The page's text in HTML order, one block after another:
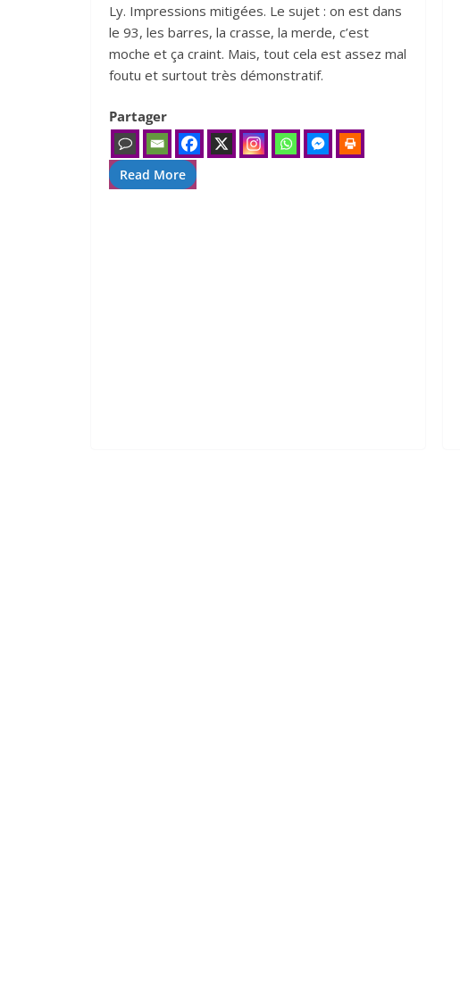
Ly. Impressions mitigées. Le sujet : on est dans
le 93, les barres, la crasse, la merde, c’est
moche et ça craint. Mais, tout cela est assez mal
foutu et surtout très démonstratif.
Partager
Read More